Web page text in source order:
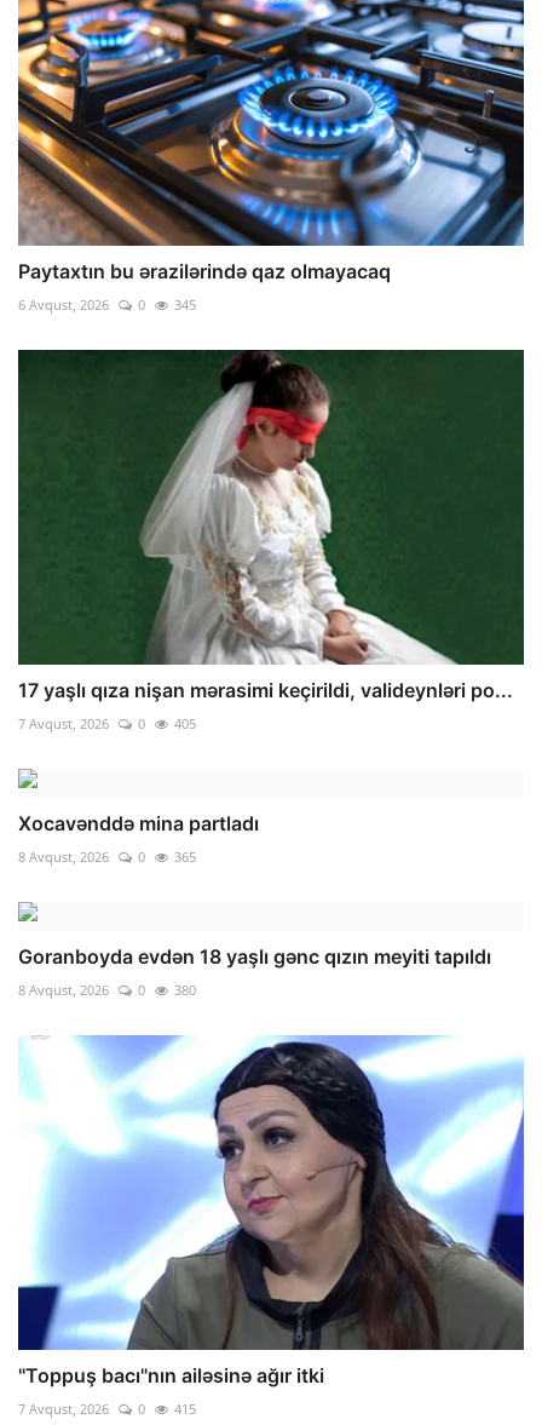
Paytaxtın bu ərazilərində qaz olmayacaq
6 Avqust, 2026 0 345
17 yaşlı qıza nişan mərasimi keçirildi, valideynləri po...
7 Avqust, 2026 0 405
Xocavənddə mina partladı
8 Avqust, 2026 0 365
Goranboyda evdən 18 yaşlı gənc qızın meyiti tapıldı
8 Avqust, 2026 0 380
"Toppuş bacı"nın ailəsinə ağır itki
7 Avqust, 2026 0 415